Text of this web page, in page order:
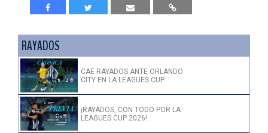
RAYADOS
CAE RAYADOS ANTE ORLANDO
CITY EN LA LEAGUES CUP
¡RAYADOS, CON TODO POR LA
LEAGUES CUP 2026!